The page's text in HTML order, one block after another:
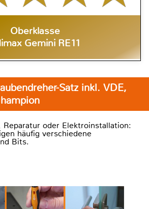
Oberklasse
Gemini RE11
Satz inkl. VDE,
oder Elektroinstallation:
häufig verschiedene
Bits.